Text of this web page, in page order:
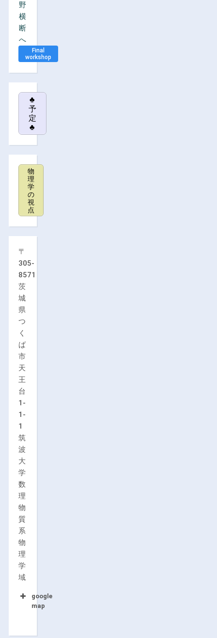
野
横
断
へ
Final
workshop
♣
予
定
♣
物
理
学
の
視
点
〒
305-
8571
茨
城
県
つ
く
ば
市
天
王
台
1-
1-
1
筑
波
大
学
数
理
物
質
系
物
理
学
域
google
map